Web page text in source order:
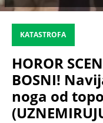
KATASTROFA
HOROR
BOSNI!
noga od